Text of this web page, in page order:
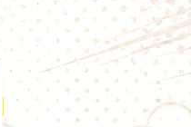
Nouveauté